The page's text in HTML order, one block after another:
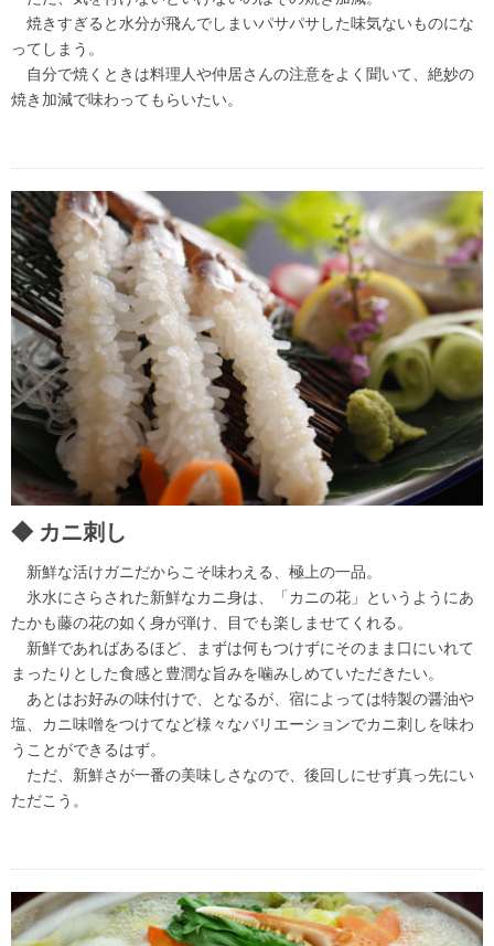
焼きすぎると水分が飛んでしまいパサパサした味気ないものにな
ってしまう。
自分で焼くときは料理人や仲居さんの注意をよく聞いて、絶妙の
焼き加減で味わってもらいたい。
カニ刺し
新鮮な活けガニだからこそ味わえる、極上の一品。
氷水にさらされた新鮮なカニ身は、「カニの花」というようにあ
たかも藤の花の如く身が弾け、目でも楽しませてくれる。
新鮮であればあるほど、まずは何もつけずにそのまま口にいれて
まったりとした食感と豊潤な旨みを噛みしめていただきたい。
あとはお好みの味付けで、となるが、宿によっては特製の醤油や
塩、カニ味噌をつけてなど様々なバリエーションでカニ刺しを味わ
うことができるはず。
ただ、新鮮さが一番の美味しさなので、後回しにせず真っ先にい
ただこう。